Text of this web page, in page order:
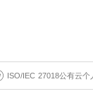
ISO/IEC 27018公有云